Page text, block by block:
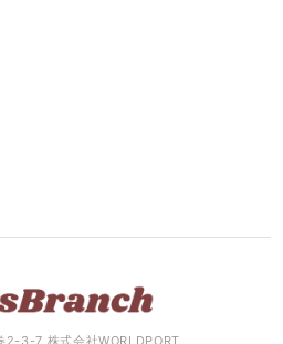
2-3-7 株式会社WORLDPORT